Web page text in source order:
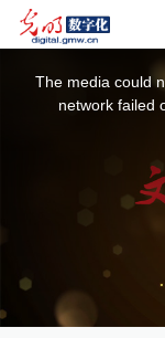
The media could
network failed